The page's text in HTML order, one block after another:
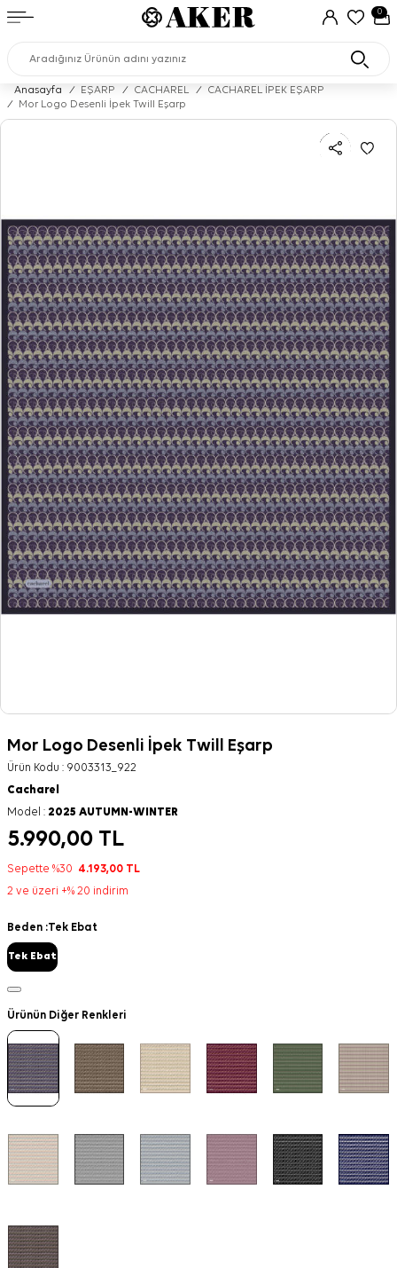
0
Anasayfa / EŞARP / CACHAREL /
CACHAREL İPEK EŞARP
/
Mor Logo Desenli İpek Twill Eşarp
Mor Logo Desenli İpek Twill Eşarp
Ürün Kodu : 9003313_922
Cacharel
Model : 2025 AUTUMN-WINTER
5.990,00 TL
Sepette %30 4.193,00 TL
2 ve üzeri +% 20 indirim
Beden :Tek Ebat
Tek Ebat
Ürünün Diğer Renkleri